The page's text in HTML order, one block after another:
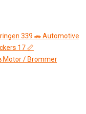
339 🚗Automotive
17 📏
Motor / Brommer